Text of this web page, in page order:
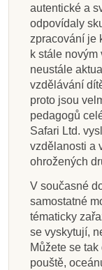
autentické a
odpovídaly
zpracování je
k stále
neustále
vzdělávání
proto jsou
pedagogů
Safari Ltd.
vzdělanosti a
ohrožených
V současné
samostatné
tématicky
se vyskytují,
Můžete se
pouště,